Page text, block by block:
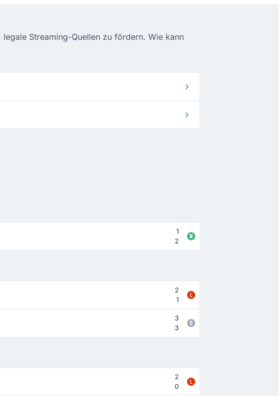
Streaming-Quellen zu fördern. Wie kann
1
2
2
1
3
3
2
0